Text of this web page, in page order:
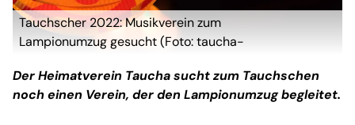
Tauchscher 2022: Musikverein zum
Lampionumzug gesucht (Foto: taucha-
Der Heimatverein Taucha sucht zum Tauchschen
noch einen Verein, der den Lampionumzug begleitet.